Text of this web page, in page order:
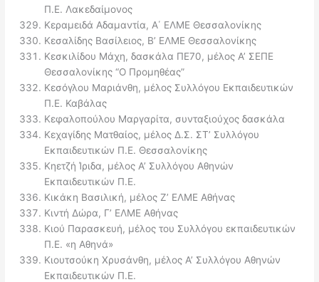
Π.Ε. Λακεδαίμονος
Κεραμειδά Αδαμαντία, Α΄ ΕΛΜΕ Θεσσαλονίκης
Κεσαλίδης Βασίλειος, Β’ ΕΛΜΕ Θεσσαλονίκης
Κεσκιλίδου Μάχη, δασκάλα ΠΕ70, μέλος Α’ ΣΕΠΕ
Θεσσαλονίκης “Ο Προμηθέας”
Κεσόγλου Μαριάνθη, μέλος Συλλόγου Εκπαιδευτικών
Π.Ε. Καβάλας
Κεφαλοπούλου Μαργαρίτα, συνταξιούχος δασκάλα
Κεχαγίδης Ματθαίος, μέλος Δ.Σ. ΣΤ’ Συλλόγου
Εκπαιδευτικών Π.Ε. Θεσσαλονίκης
Κηετζή Ίριδα, μέλος Α’ Συλλόγου Αθηνών
Εκπαιδευτικών Π.Ε.
Κικάκη Βασιλική, μέλος Ζ’ ΕΛΜΕ Αθήνας
Κιντή Δώρα, Γ’ ΕΛΜΕ Αθήνας
Κιού Παρασκευή, μέλος του Συλλόγου εκπαιδευτικών
Π.Ε. «η Αθηνά»
Κιουτσούκη Χρυσάνθη, μέλος Α’ Συλλόγου Αθηνών
Εκπαιδευτικών Π.Ε.